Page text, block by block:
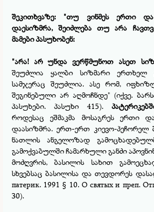
შეკითხვაზე: "თუ ვინმეს ერთი
დაესიზმრა, შეიძლება თუ არა
მამები პასუხობენ:
"არა! არ უნდა ვერწმუნოთ ასეთ
შეუძლია ყალბი სიზმარი ერთხელ
სამჯერაც შეუძლია. ასე რომ,
შეგინებული არ აღმოჩნდე" (იქვე.
პასუხები. პასუხი 415).
როდესაც ეშმაკმა მოსაგრეს ერთი
დაასიზმრა. ერთ-ერთ კიევო-პეჩორელ
ნათლის ანგელოზად
გამოქვაბულში ჩამარხული განძი
მოძღვრის, ბასილის სახით
სხვებსაც ბასილისა და თევდორეს
патерик. 1991 § 10. О святых и преп.
30).